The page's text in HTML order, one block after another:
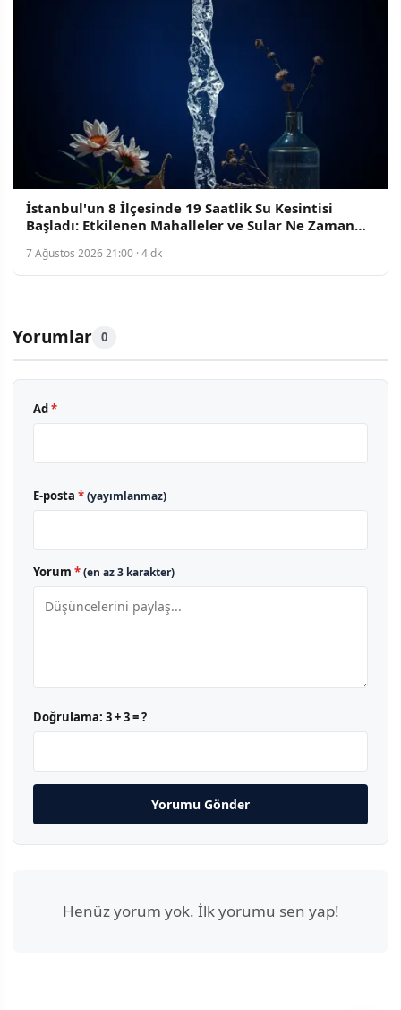
İstanbul'un 8 İlçesinde 19 Saatlik Su Kesintisi
Başladı: Etkilenen Mahalleler ve Sular Ne Zaman
7 Ağustos 2026 21:00 · 4 dk
Yorumlar 0
Ad *
E-posta *(yayımlanmaz)
Yorum *(en az 3 karakter)
Doğrulama: 3 + 3 = ?
Yorumu Gönder
Henüz yorum yok. İlk yorumu sen yap!